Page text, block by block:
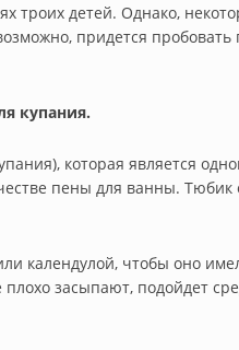
троих детей. Однако,
придется
купания.
которая является
пены для ванны. Тюбик
календулой, чтобы оно
засыпают, подойдет